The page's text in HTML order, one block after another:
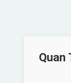
Quan